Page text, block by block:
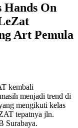
Hands On
Art Pemula
kembali
menjadi trend di
mengikuti kelas
tepatnya jln.
Surabaya.